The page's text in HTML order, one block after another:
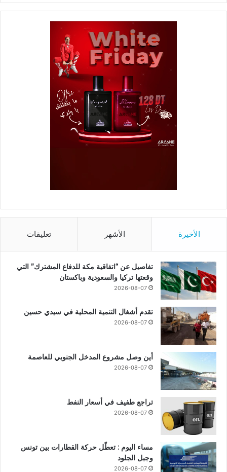
الأخيرة الأشهر تعليقات
تفاصيل عن “اتفاقية مكة للدفاع المشترك” التي
وقعتها تركيا والسعودية وباكستان
2026-08-07
تقدم أشغال التنمية المحلية في سيدي حسين
2026-08-07
أين وصل مشروع المدخل الجنوبي للعاصمة
2026-08-07
تراجع طفيف في أسعار النفط
2026-08-07
مساء اليوم : تعطّل حركة القطارات بين تونس
وجبل الجلود
2026-08-07